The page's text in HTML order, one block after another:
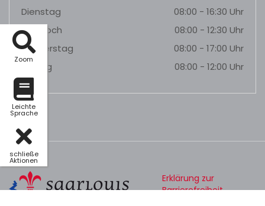
Zoom
Leichte
Sprache
schließe
Aktionen
Dienstag
08:00 - 16:30 Uhr
Mittwoch
08:00 - 12:30 Uhr
Donnerstag
08:00 - 17:00 Uhr
Freitag
08:00 - 12:00 Uhr
Erklärung zur
Barrierefreiheit